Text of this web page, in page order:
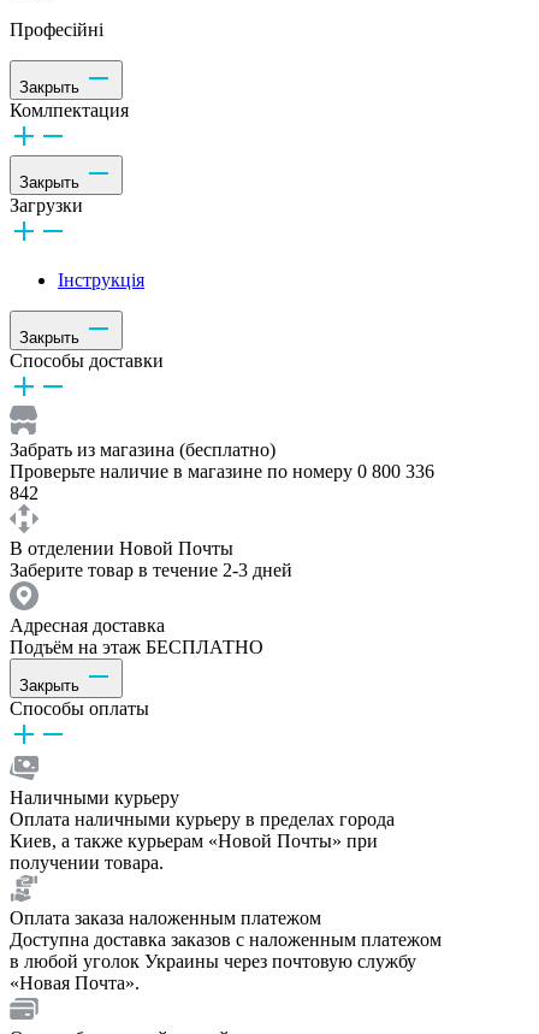
Професійні
Закрыть
Комлпектация
Закрыть
Загрузки
Інструкція
Закрыть
Способы доставки
Забрать из магазина (бесплатно)
Проверьте наличие в магазине по номеру 0 800 336
842
В отделении Новой Почты
Заберите товар в течение 2-3 дней
Адресная доставка
Подъём на этаж БЕСПЛАТНО
Закрыть
Способы оплаты
Наличными курьеру
Оплата наличными курьеру в пределах города
Киев, а также курьерам «Новой Почты» при
получении товара.
Оплата заказа наложенным платежом
Доступна доставка заказов с наложенным платежом
в любой уголок Украины через почтовую службу
«Новая Почта».